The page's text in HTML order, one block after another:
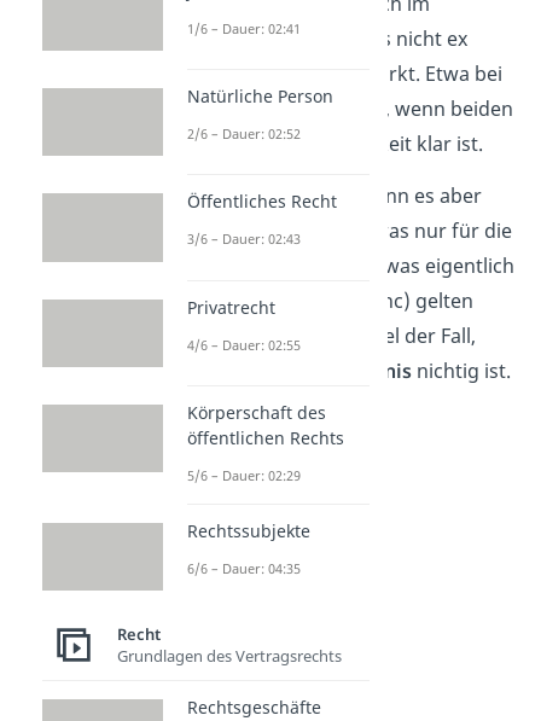
Familienrechtdazu, dass nicht ex
nunc, sondern ex tunc wirkt. Etwa bei
der Nichtigkeit einer Ehe, wenn beiden
Ehepartnern die Nichtigkeit klar ist.
Auf der anderen Seite kann es aber
auch passieren, dass etwas nur für die
Zukunft (ex nunc) wirkt, was eigentlich
auch rückwirkend (ex tunc) gelten
sollte. Das ist zum Beispiel der Fall,
wenn ein
Arbeitsverhältnis nichtig ist.
1/6 – Dauer: 02:41
Natürliche Person
2/6 – Dauer: 02:52
Öffentliches Recht
3/6 – Dauer: 02:43
Privatrecht
4/6 – Dauer: 02:55
Körperschaft des
öffentlichen Rechts
5/6 – Dauer: 02:29
Rechtssubjekte
6/6 – Dauer: 04:35
Recht
Grundlagen des Vertragsrechts
Rechtsgeschäfte